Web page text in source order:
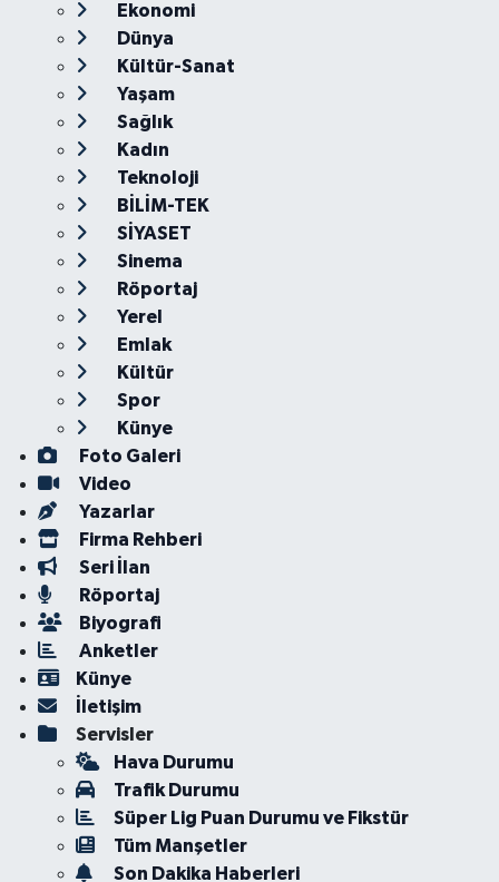
Ekonomi
Dünya
Kültür-Sanat
Yaşam
Sağlık
Kadın
Teknoloji
BİLİM-TEK
SİYASET
Sinema
Röportaj
Yerel
Emlak
Kültür
Spor
Künye
Foto Galeri
Video
Yazarlar
Firma Rehberi
Seri İlan
Röportaj
Biyografi
Anketler
Künye
İletişim
Servisler
Hava Durumu
Trafik Durumu
Süper Lig Puan Durumu ve Fikstür
Tüm Manşetler
Son Dakika Haberleri